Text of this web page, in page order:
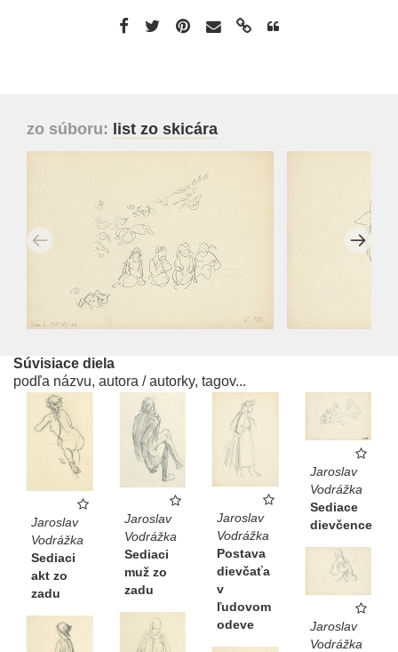
zo súboru: list zo skicára
Súvisiace diela
podľa názvu, autora / autorky, tagov...
Jaroslav
Vodrážka
Sediaci
akt zo
zadu
Jaroslav
Vodrážka
Sediaci
muž zo
zadu
Jaroslav
Vodrážka
Postava
dievčaťa
v
ľudovom
odeve
Jaroslav
Vodrážka
Sediace
dievčence
Jaroslav
Vodrážka